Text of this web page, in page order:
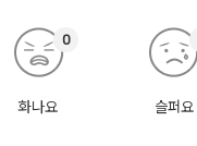
화나요
0
슬퍼요